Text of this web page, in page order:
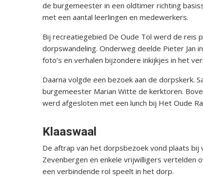
de burgemeester in een oldtimer richting
met een aantal leerlingen en medewerkers.
Bij recreatiegebied De Oude Tol werd de reis
dorpswandeling. Onderweg deelde Pieter Jan
foto’s en verhalen bijzondere inkijkjes in het
Daarna volgde een bezoek aan de dorpskerk.
burgemeester Marian Witte de kerktoren.
werd afgesloten met een lunch bij Het Oude
Klaaswaal
De aftrap van het dorpsbezoek vond plaats bij
Zevenbergen en enkele vrijwilligers vertelden
een verbindende rol speelt in het dorp.